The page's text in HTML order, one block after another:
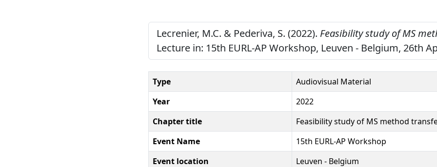
Lecrenier, M.C. & Pederiva, S. (2022). Feasibility study of MS
Lecture in: 15th EURL-AP Workshop, Leuven - Belgium, 26th
Type
Audiovisual Material
Year
2022
Chapter title
Feasibility study of MS method
Event Name
15th EURL-AP Workshop
Event location
Leuven - Belgium